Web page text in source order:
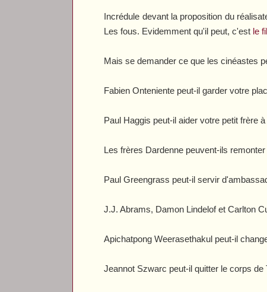
Incrédule devant la proposition du
Les fous. Evidemment qu'il peut, c'est le
Mais se demander ce que les cinéastes
Fabien Onteniente peut-il garder votre
Paul Haggis peut-il aider votre petit frère
Les frères Dardenne peuvent-ils
Paul Greengrass peut-il servir
J.J. Abrams, Damon Lindelof et Carlton
Apichatpong Weerasethakul peut-il
Jeannot Szwarc peut-il quitter le corps de